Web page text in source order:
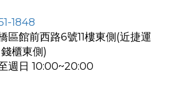
1848
區館前西路6號11樓東側(近捷運
櫃東側)
週日 10:00~20:00